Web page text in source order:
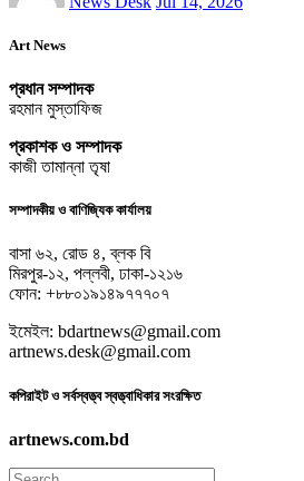
Art News
প্রধান সম্পাদক
রহমান মুস্তাফিজ
প্রকাশক ও সম্পাদক
কাজী তামান্না তৃষা
সম্পাদকীয় ও বাণিজ্যিক কার্যালয়
বাসা ৬২, রোড ৪, ব্লক বি
মিরপুর-১২, পল্লবী, ঢাকা-১২১৬
ফোন: +৮৮০১৯১৪৯৭৭৭০৭
ইমেইল: bdartnews@gmail.com
artnews.desk@gmail.com
কপিরাইট ও সর্বস্বত্ত্ব স্বত্ত্বাধিকার সংরক্ষিত
artnews.com.bd